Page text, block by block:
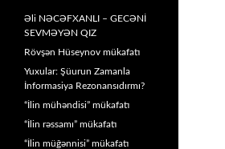
Əli NƏCƏFXANLI – GECƏNİ
SEVMƏYƏN QIZ
Rövşən Hüseynov mükafatı
Yuxular: Şüurun Zamanla
İnformasiya Rezonansıdırmı?
“İlin mühəndisi” mükafatı
“İlin rəssamı” mükafatı
“İlin müğənnisi” mükafatı